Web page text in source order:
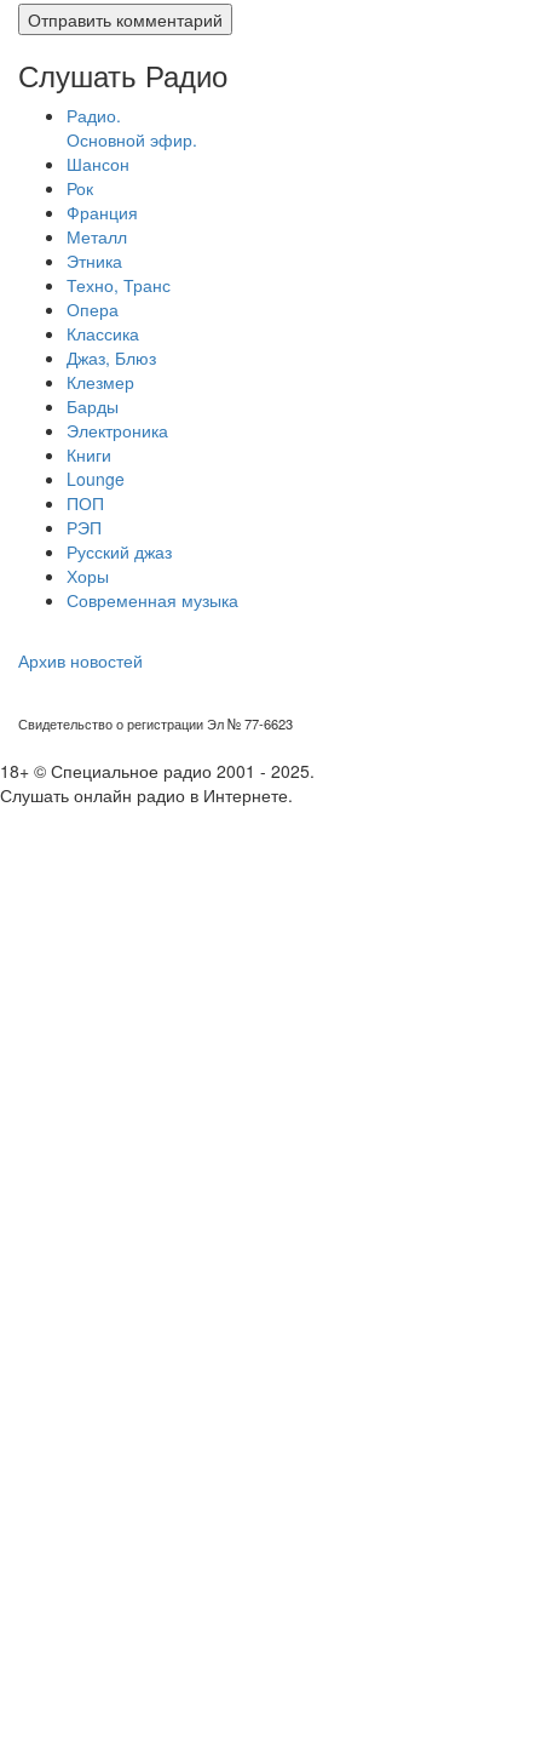
Слушать Радио
Радио.
Основной эфир.
Шансон
Рок
Франция
Металл
Этника
Техно, Транс
Опера
Классика
Джаз, Блюз
Клезмер
Барды
Электроника
Книги
Lounge
ПОП
РЭП
Русский джаз
Хоры
Современная музыка
Архив новостей
Свидетельство о регистрации Эл № 77-6623
18+ © Специальное радио 2001 - 2025.
Слушать онлайн радио в Интернете.